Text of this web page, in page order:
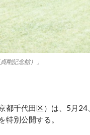
剛記念館）」
都千代田区）は、5月24
特別公開する。